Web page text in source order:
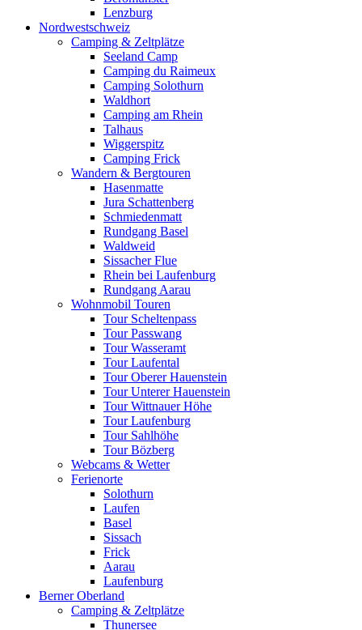
Lenzburg
Nordwestschweiz
Camping & Zeltplätze
Seeland Camp
Camping du Raimeux
Camping Solothurn
Waldhort
Camping am Rhein
Talhaus
Wiggerspitz
Camping Frick
Wandern & Bergtouren
Hasenmatte
Jura Schattenberg
Schmiedenmatt
Rundgang Basel
Waldweid
Sissacher Flue
Rhein bei Laufenburg
Rundgang Aarau
Wohnmobil Touren
Tour Scheltenpass
Tour Passwang
Tour Wasseramt
Tour Laufental
Tour Oberer Hauenstein
Tour Unterer Hauenstein
Tour Wittnauer Höhe
Tour Laufenburg
Tour Sahlhöhe
Tour Bözberg
Webcams & Wetter
Ferienorte
Solothurn
Laufen
Basel
Sissach
Frick
Aarau
Laufenburg
Berner Oberland
Camping & Zeltplätze
Thunersee